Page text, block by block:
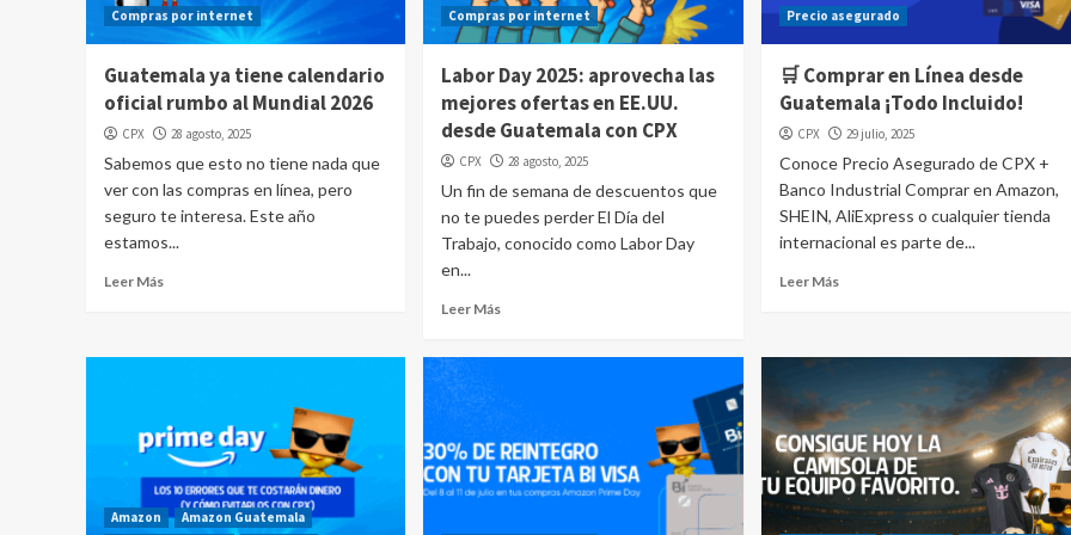
Compras por internet
Guatemala ya tiene calendario
oficial rumbo al Mundial 2026
CPX 28 agosto, 2025
Sabemos que esto no tiene nada que
ver con las compras en línea, pero
seguro te interesa. Este año
estamos...
Leer Más
Compras por internet
Labor Day 2025: aprovecha las
mejores ofertas en EE.UU.
desde Guatemala con CPX
CPX 28 agosto, 2025
Un fin de semana de descuentos que
no te puedes perder El Día del
Trabajo, conocido como Labor Day
en...
Leer Más
Precio asegurado
🛒 Comprar en Línea desde
Guatemala ¡Todo Incluido!
CPX 29 julio, 2025
Conoce Precio Asegurado de CPX +
Banco Industrial Comprar en Amazon,
SHEIN, AliExpress o cualquier tienda
internacional es parte de...
Leer Más
Amazon Amazon Guatemala